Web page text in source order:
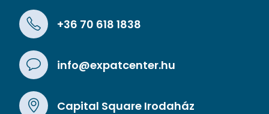
+36 70 618 1838
info@expatcenter.hu
Capital Square Irodaház